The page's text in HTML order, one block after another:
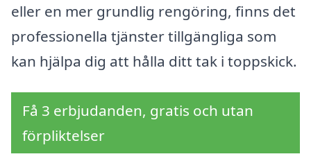
eller en mer grundlig rengöring, finns det
professionella tjänster tillgängliga som
kan hjälpa dig att hålla ditt tak i toppskick.
Få 3 erbjudanden, gratis och utan
förpliktelser